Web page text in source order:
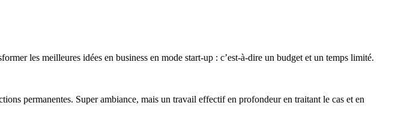
les meilleures idées en business en mode start-up : c’est-à-dire un budget et un temps limité.
permanentes. Super ambiance, mais un travail effectif en profondeur en traitant le cas et en